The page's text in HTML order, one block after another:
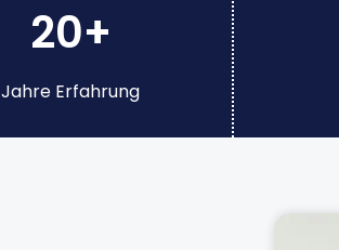
20+
Jahre Erfahrung